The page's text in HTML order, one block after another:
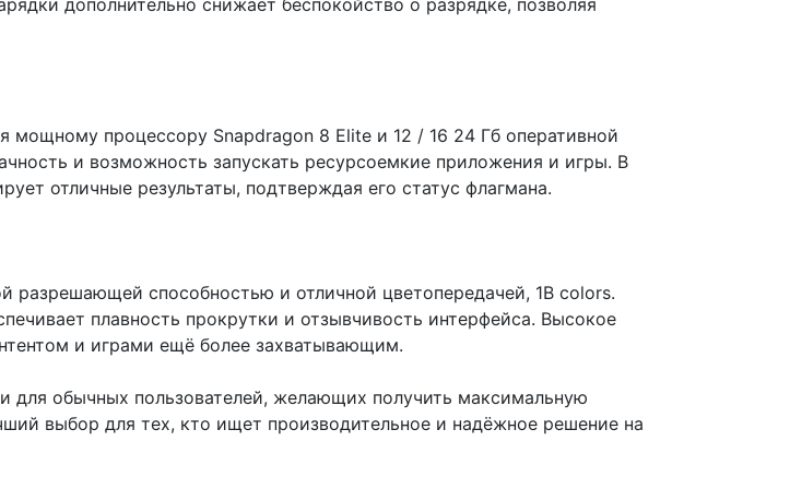
дополнительно снижает беспокойство о разрядке, позволяя
мощному процессору Snapdragon 8 Elite и 12 / 16 24 Гб оперативной
и возможность запускать ресурсоемкие приложения и игры. В
отличные результаты, подтверждая его статус флагмана.
разрешающей способностью и отличной цветопередачей, 1B colors.
плавность прокрутки и отзывчивость интерфейса. Высокое
и играми ещё более захватывающим.
для обычных пользователей, желающих получить максимальную
выбор для тех, кто ищет производительное и надёжное решение на